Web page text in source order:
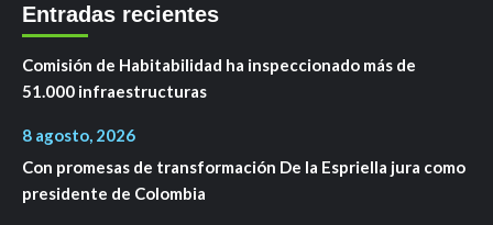
Entradas recientes
Comisión de Habitabilidad ha inspeccionado más de
51.000 infraestructuras
8 agosto, 2026
Con promesas de transformación De la Espriella jura como
presidente de Colombia